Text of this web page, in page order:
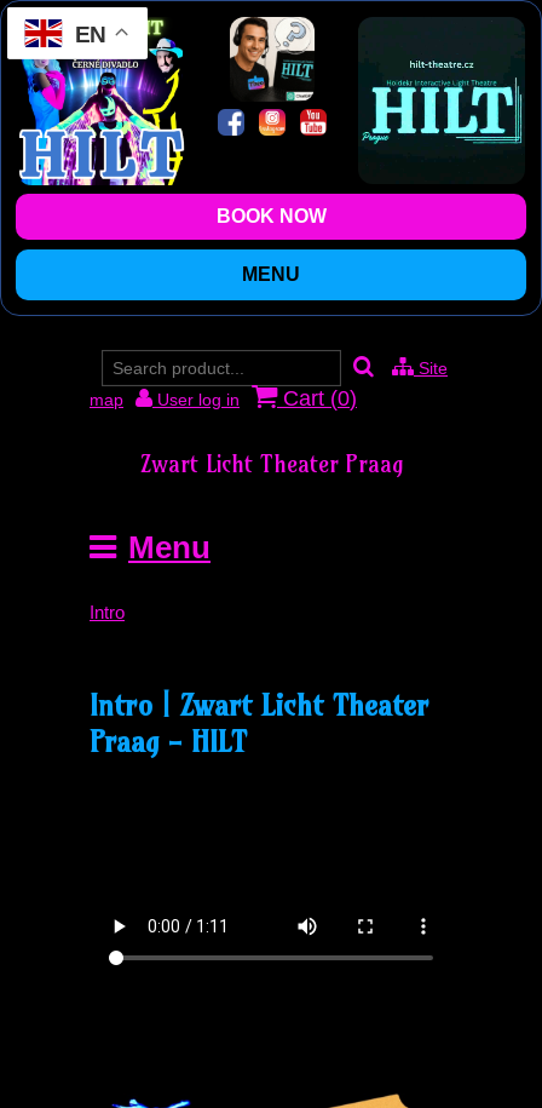
EN
BOOK NOW
MENU
Site
map
User log in Cart (0)
Zwart Licht Theater Praag
Menu
Intro
Intro | Zwart Licht Theater
Praag - HILT